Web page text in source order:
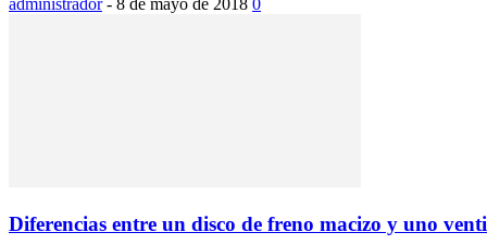
administrador - 8 de mayo de 2018 0
Diferencias entre un disco de freno macizo y uno